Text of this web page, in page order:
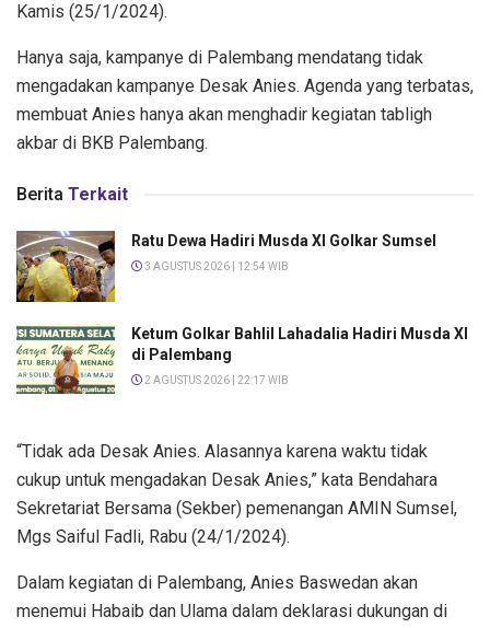
Kamis (25/1/2024).
Hanya saja, kampanye di Palembang mendatang tidak
mengadakan kampanye Desak Anies. Agenda yang terbatas,
membuat Anies hanya akan menghadir kegiatan tabligh
akbar di BKB Palembang.
Berita Terkait
Ratu Dewa Hadiri Musda XI Golkar Sumsel
3 AGUSTUS 2026 | 12:54 WIB
Ketum Golkar Bahlil Lahadalia Hadiri Musda XI
di Palembang
2 AGUSTUS 2026 | 22:17 WIB
“Tidak ada Desak Anies. Alasannya karena waktu tidak
cukup untuk mengadakan Desak Anies,” kata Bendahara
Sekretariat Bersama (Sekber) pemenangan AMIN Sumsel,
Mgs Saiful Fadli, Rabu (24/1/2024).
Dalam kegiatan di Palembang, Anies Baswedan akan
menemui Habaib dan Ulama dalam deklarasi dukungan di